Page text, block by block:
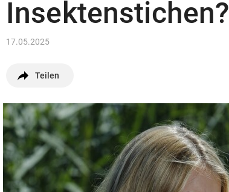
Insektenstichen?
17.05.2025
Teilen